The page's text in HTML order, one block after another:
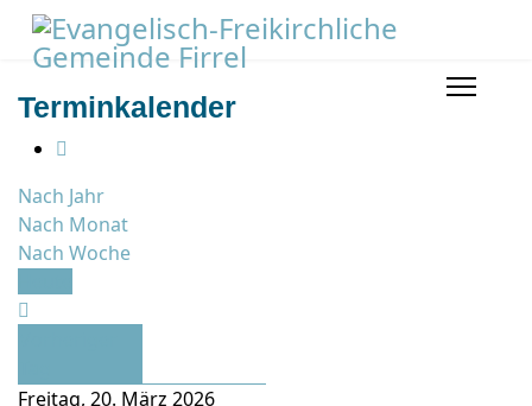
Terminkalender
Nach Jahr
Nach Monat
Nach Woche
Freitag, 20. März 2026